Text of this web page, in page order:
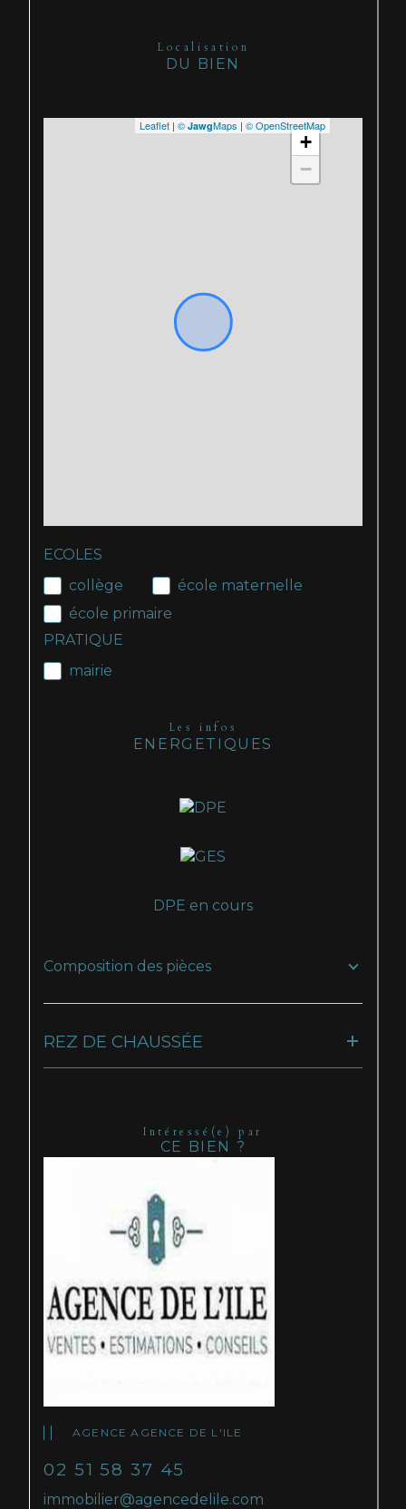
Localisation
DU BIEN
+
−
Leaflet | © JawgMaps | © OpenStreetMap
ECOLES
collège
école maternelle
école primaire
PRATIQUE
mairie
Les infos
ENERGETIQUES
DPE en cours
Composition des pièces
REZ DE CHAUSSÉE
Intéressé(e) par
CE BIEN ?
AGENCE AGENCE DE L'ILE
02 51 58 37 45
immobilier@agencedelile.com